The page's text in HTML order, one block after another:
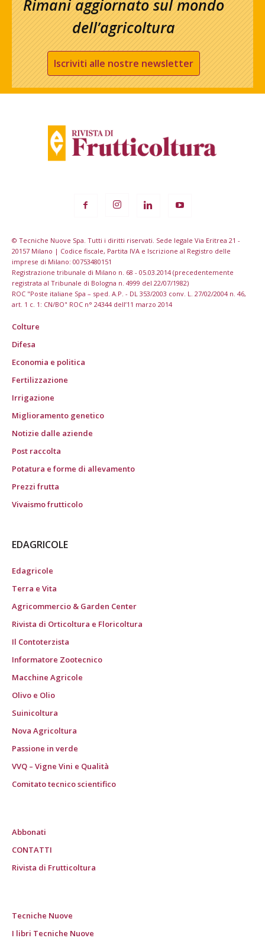
Rimani aggiornato sul mondo
dell’agricoltura
Iscriviti alle nostre newsletter
© Tecniche Nuove Spa. Tutti i diritti riservati. Sede legale Via Eritrea 21 -
20157 Milano | Codice fiscale, Partita IVA e Iscrizione al Registro delle
imprese di Milano: 00753480151
Registrazione tribunale di Milano n. 68 - 05.03.2014 (precedentemente
registrata al Tribunale di Bologna n. 4999 del 22/07/1982)
ROC "Poste italiane Spa – sped. A.P. - DL 353/2003 conv. L. 27/02/2004 n. 46,
art. 1 c. 1: CN/BO" ROC n° 24344 dell’11 marzo 2014
Colture
Difesa
Economia e politica
Fertilizzazione
Irrigazione
Miglioramento genetico
Notizie dalle aziende
Post raccolta
Potatura e forme di allevamento
Prezzi frutta
Vivaismo frutticolo
EDAGRICOLE
Edagricole
Terra e Vita
Agricommercio & Garden Center
Rivista di Orticoltura e Floricoltura
Il Contoterzista
Informatore Zootecnico
Macchine Agricole
Olivo e Olio
Suinicoltura
Nova Agricoltura
Passione in verde
VVQ – Vigne Vini e Qualità
Comitato tecnico scientifico
Abbonati
CONTATTI
Rivista di Frutticoltura
Tecniche Nuove
I libri Tecniche Nuove